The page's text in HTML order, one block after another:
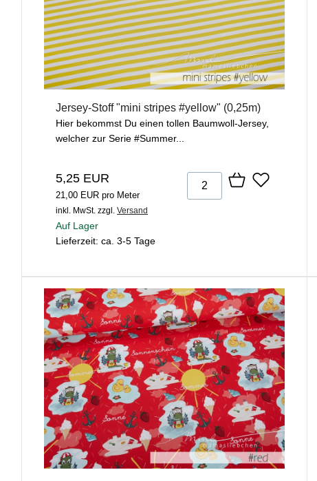
Jersey-Stoff "mini stripes #yellow" (0,25m)
Hier bekommst Du einen tollen Baumwoll-Jersey,
welcher zur Serie #Summer...
5,25 EUR
21,00 EUR pro Meter
inkl. MwSt. zzgl. Versand
Auf Lager
Lieferzeit: ca. 3-5 Tage